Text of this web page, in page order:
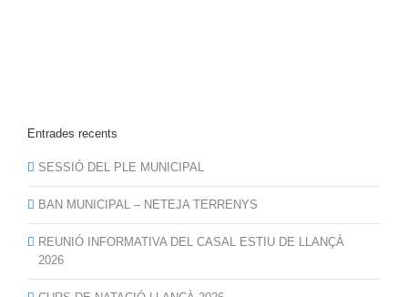
Entrades recents
SESSIÓ DEL PLE MUNICIPAL
BAN MUNICIPAL – NETEJA TERRENYS
REUNIÓ INFORMATIVA DEL CASAL ESTIU DE LLANÇÀ
2026